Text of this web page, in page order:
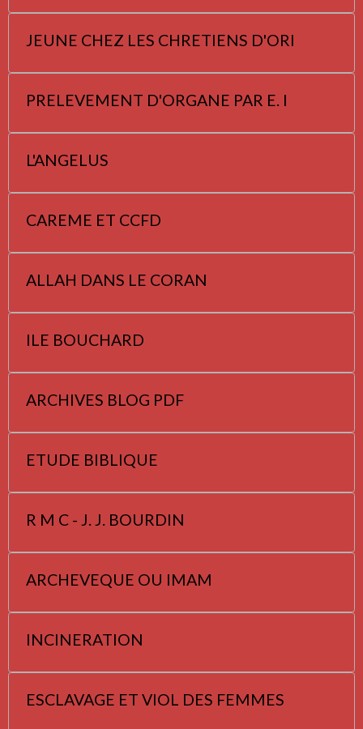
JEUNE CHEZ LES CHRETIENS D'ORI
PRELEVEMENT D'ORGANE PAR E. I
L'ANGELUS
CAREME ET CCFD
ALLAH DANS LE CORAN
ILE BOUCHARD
ARCHIVES BLOG PDF
ETUDE BIBLIQUE
R M C - J. J. BOURDIN
ARCHEVEQUE OU IMAM
INCINERATION
ESCLAVAGE ET VIOL DES FEMMES